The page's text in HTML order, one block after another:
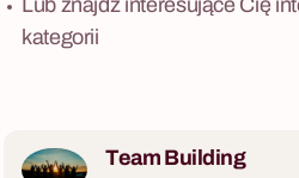
Lub znajdź interesujące Cię
kategorii
Team Building